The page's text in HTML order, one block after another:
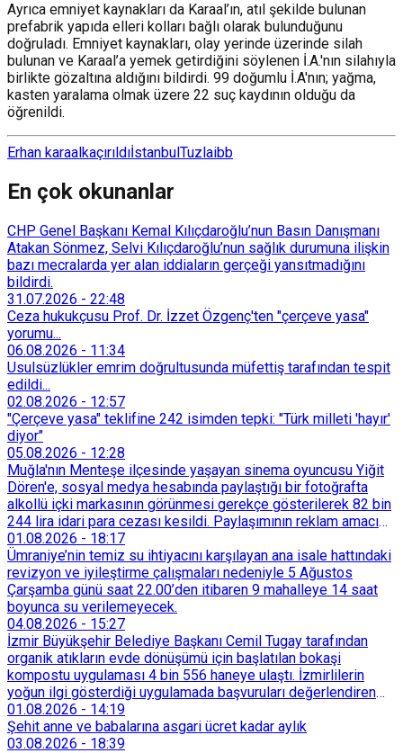
Ayrıca emniyet kaynakları da Karaal’ın, atıl şekilde bulunan
prefabrik yapıda elleri kolları bağlı olarak bulunduğunu
doğruladı. Emniyet kaynakları, olay yerinde üzerinde silah
bulunan ve Karaal’a yemek getirdiğini söylenen İ.A.'nın silahıyla
birlikte gözaltına aldığını bildirdi. 99 doğumlu İ.A'nın; yağma,
kasten yaralama olmak üzere 22 suç kaydının olduğu da
öğrenildi.
Erhan karaalkaçırıldıİstanbulTuzlaibb
En çok okunanlar
CHP Genel Başkanı Kemal Kılıçdaroğlu’nun Basın Danışmanı
Atakan Sönmez, Selvi Kılıçdaroğlu’nun sağlık durumuna ilişkin
bazı mecralarda yer alan iddiaların gerçeği yansıtmadığını
bildirdi.
31.07.2026 - 22:48
Ceza hukukçusu Prof. Dr. İzzet Özgenç'ten "çerçeve yasa"
yorumu...
06.08.2026 - 11:34
Usulsüzlükler emrim doğrultusunda müfettiş tarafından tespit
edildi...
02.08.2026 - 12:57
"Çerçeve yasa" teklifine 242 isimden tepki: "Türk milleti 'hayır'
diyor"
05.08.2026 - 12:28
Muğla'nın Menteşe ilçesinde yaşayan sinema oyuncusu Yiğit
Dören'e, sosyal medya hesabında paylaştığı bir fotoğrafta
alkollü içki markasının görünmesi gerekçe gösterilerek 82 bin
244 lira idari para cezası kesildi. Paylaşımının reklam amacı
taşımadığını savunan Dören, cezanın iptali için yargıya
başvurdu.
01.08.2026 - 18:17
Ümraniye’nin temiz su ihtiyacını karşılayan ana isale hattındaki
revizyon ve iyileştirme çalışmaları nedeniyle 5 Ağustos
Çarşamba günü saat 22.00’den itibaren 9 mahalleye 14 saat
boyunca su verilemeyecek.
04.08.2026 - 15:27
İzmir Büyükşehir Belediye Başkanı Cemil Tugay tarafından
organik atıkların evde dönüşümü için başlatılan bokaşi
kompostu uygulaması 4 bin 556 haneye ulaştı. İzmirlilerin
yoğun ilgi gösterdiği uygulamada başvuruları değerlendiren
Tarımsal Hizmetler Dairesi Başkanlığı, farklı ilçelerde toplam
128 bokaşi kompost eğitimi düzenleyerek İzmirlileri
sürdürülebilir atık yönetimi sistemine dahil etti.
01.08.2026 - 14:19
Şehit anne ve babalarına asgari ücret kadar aylık
03.08.2026 - 18:39